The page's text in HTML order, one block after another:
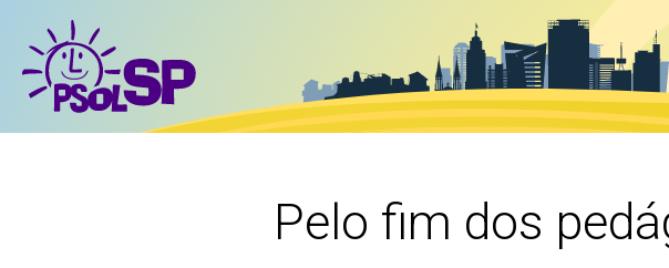
Pelo fim dos